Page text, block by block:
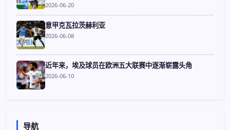
2026-06-20
意甲克瓦拉茨赫利亚
2026-06-08
近年来，埃及球员在欧洲五大联赛中逐渐崭露头角
2026-06-10
导航